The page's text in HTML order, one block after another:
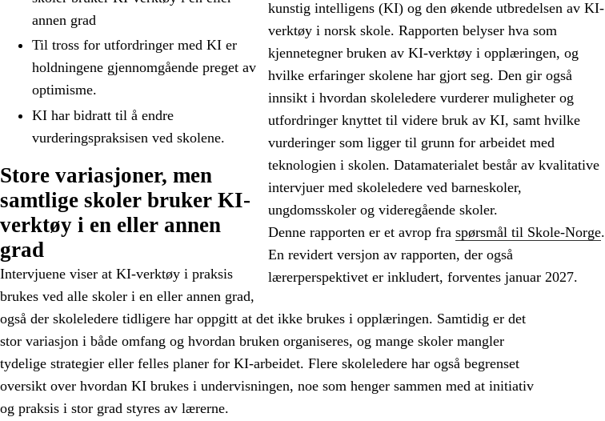
kunstig intelligens (KI) og den økende utbredelsen av KI-
verktøy i norsk skole. Rapporten belyser hva som
kjennetegner bruken av KI-verktøy i opplæringen, og
hvilke erfaringer skolene har gjort seg. Den gir også
innsikt i hvordan skoleledere vurderer muligheter og
utfordringer knyttet til videre bruk av KI, samt hvilke
vurderinger som ligger til grunn for arbeidet med
teknologien i skolen. Datamaterialet består av kvalitative
intervjuer med skoleledere ved barneskoler,
ungdomsskoler og videregående skoler.
Denne rapporten er et avrop fra spørsmål til Skole-Norge.
En revidert versjon av rapporten, der også
lærerperspektivet er inkludert, forventes januar 2027.
annen grad
Til tross for utfordringer med KI er
holdningene gjennomgående preget av
optimisme.
KI har bidratt til å endre
vurderingspraksisen ved skolene.
Store variasjoner, men
samtlige skoler bruker KI-
verktøy i en eller annen
grad
Intervjuene viser at KI-verktøy i praksis
brukes ved alle skoler i en eller annen grad,
også der skoleledere tidligere har oppgitt at det ikke brukes i opplæringen. Samtidig er det
stor variasjon i både omfang og hvordan bruken organiseres, og mange skoler mangler
tydelige strategier eller felles planer for KI-arbeidet. Flere skoleledere har også begrenset
oversikt over hvordan KI brukes i undervisningen, noe som henger sammen med at initiativ
og praksis i stor grad styres av lærerne.